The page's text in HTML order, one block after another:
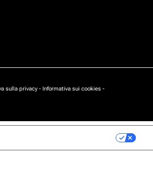
sulla privacy - Informativa sui cookies -